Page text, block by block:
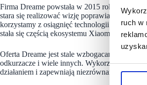
ruch w
Firma Dreame powstała w 2015 roku i
stara się realizować wizję poprawiania
korzystamy z osiągnięć technologii
stała się częścią ekosystemu Xiaomi.
Oferta Dreame jest stale wzbogacana o
odkurzacze i wiele innych. Wykorzystują one
działaniem i zapewniają niezrównaną